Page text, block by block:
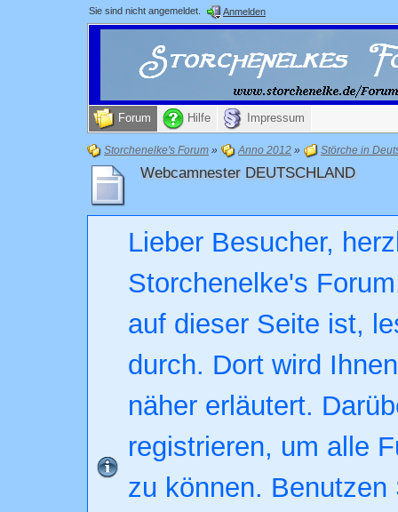
Sie sind nicht angemeldet. Anmelden
Forum Hilfe Impressum
Storchenelke's Forum » Anno 2012 » Störche in
Webcamnester DEUTSCHLAND
Lieber Besucher,
Storchenelke's
auf dieser Seite ist,
durch. Dort wird
näher erläutert.
registrieren, um alle
zu können. Benutzen